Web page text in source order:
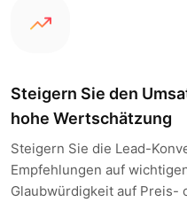
Steigern Sie den
hohe Wertschätzung
Steigern Sie die Lead-
Empfehlungen auf
Glaubwürdigkeit auf Preis-